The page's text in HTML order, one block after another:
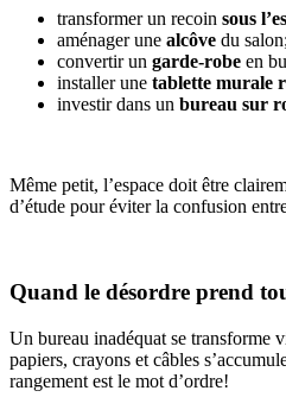
transformer un recoin sous
aménager une alcôve du salon;
convertir un garde-robe en
installer une tablette murale
investir dans un bureau sur
Même petit, l’espace doit être
d’étude pour éviter la confusion
Quand le désordre prend
Un bureau inadéquat se transforme
papiers, crayons et câbles
rangement est le mot d’ordre!